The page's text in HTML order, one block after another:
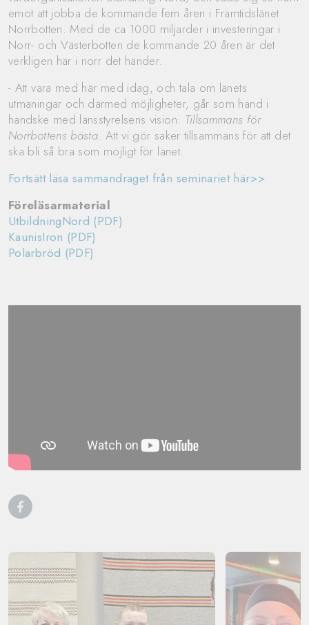
emot att jobba de kommande fem åren i Framtidslänet
Norrbotten. Med de ca 1000 miljarder i investeringar i
Norr- och Västerbotten de kommande 20 åren är det
verkligen här i norr det händer.
- Att vara med här med idag, och tala om länets
utmaningar och därmed möjligheter, går som hand i
handske med länsstyrelsens vision: Tillsammans för
Norrbottens bästa. Att vi gör saker tillsammans för att det
ska bli så bra som möjligt för länet.
Fortsätt läsa sammandraget från seminariet här>>
Föreläsarmaterial
UtbildningNord (PDF)
KaunisIron (PDF)
Polarbröd (PDF)